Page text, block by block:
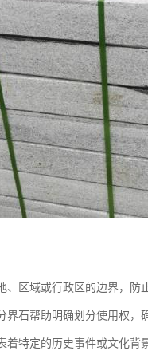
区域或行政区的边界，防
石帮助明确划分使用权，
特定的历史事件或文化背